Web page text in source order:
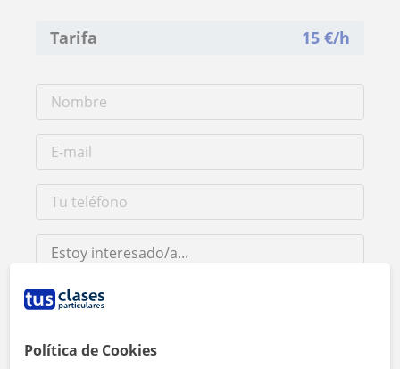
Tarifa 15 €/h
Al hacer clic, aceptas nuestro
Política de Cookies